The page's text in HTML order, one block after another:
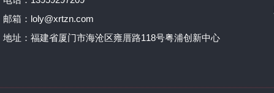
邮箱：loly@xrtzn.com
地址：福建省厦门市海沧区雍厝路118号粤浦创新中心